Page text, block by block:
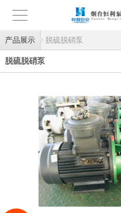
产品展示 脱硫脱硝泵
脱硫脱硝泵